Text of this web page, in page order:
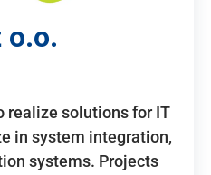
o.o.
realize solutions for IT
in system integration,
systems. Projects